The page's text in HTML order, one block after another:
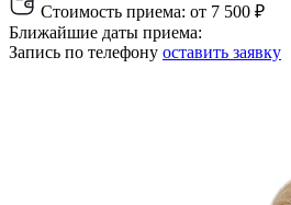
Стоимость приема: от 7 500 ₽
Ближайшие даты приема:
Запись по телефону оставить заявку